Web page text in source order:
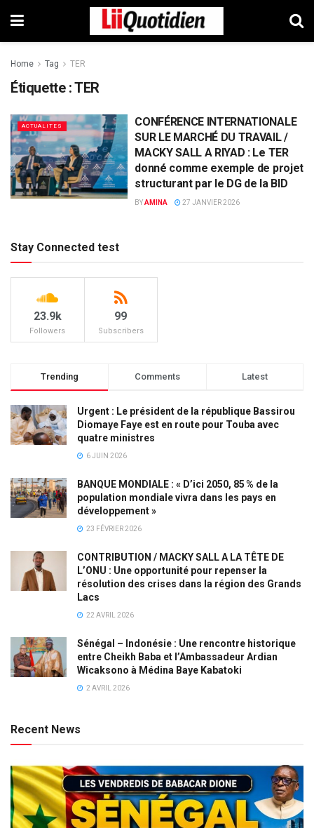
Home Tag TER
Étiquette :TER
ACTUALITES
CONFÉRENCE INTERNATIONALE
SUR LE MARCHÉ DU TRAVAIL /
MACKY SALL A RIYAD : Le TER
donné comme exemple de projet
structurant par le DG de la BID
BYAMINA 27 JANVIER 2026
Stay Connected test
23.9k
Followers
99
Subscribers
Trending Comments Latest
Urgent : Le président de la république Bassirou
Diomaye Faye est en route pour Touba avec
quatre ministres
6 JUIN 2026
BANQUE MONDIALE : « D’ici 2050, 85 % de la
population mondiale vivra dans les pays en
développement »
23 FÉVRIER 2026
CONTRIBUTION / MACKY SALL A LA TÊTE DE
L’ONU : Une opportunité pour repenser la
résolution des crises dans la région des Grands
Lacs
22 AVRIL 2026
Sénégal – Indonésie : Une rencontre historique
entre Cheikh Baba et l’Ambassadeur Ardian
Wicaksono à Médina Baye Kabatoki
2 AVRIL 2026
Recent News